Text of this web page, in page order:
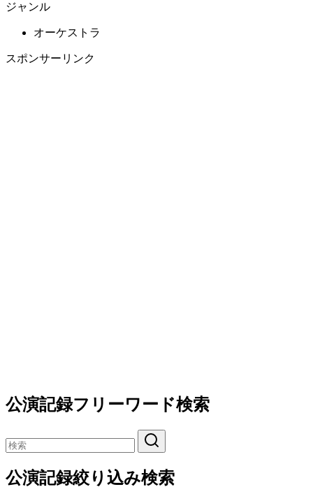
ジャンル
オーケストラ
スポンサーリンク
公演記録フリーワード検索
公演記録絞り込み検索